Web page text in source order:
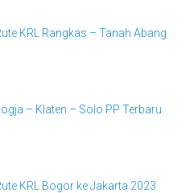
KRL Rangkas – Tanah Abang
– Klaten – Solo PP Terbaru
KRL Bogor ke Jakarta 2023